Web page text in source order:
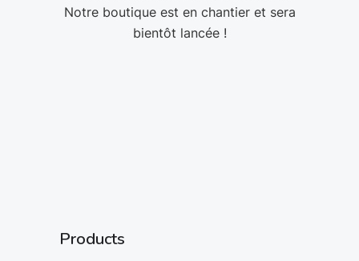
Notre boutique est en chantier et sera
bientôt lancée !
Products